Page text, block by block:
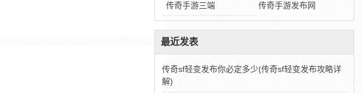
传奇手游三端 传奇手游发布网
最近发表
传奇sf轻变发布你必定多少(传奇sf轻变发布攻略详
解)